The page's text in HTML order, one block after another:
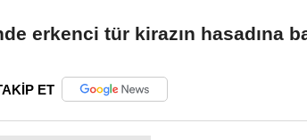
erkenci tür kirazın hasadına
ET